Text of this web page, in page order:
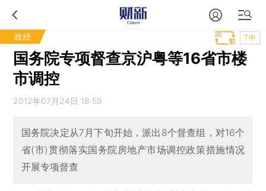
政经 T中
国务院专项督查京沪粤等16省市楼
市调控
2012年07月24日 18:59
国务院决定从7月下旬开始，派出8个督查组，对16个
省(市)贯彻落实国务院房地产市场调控政策措施情况
开展专项督查